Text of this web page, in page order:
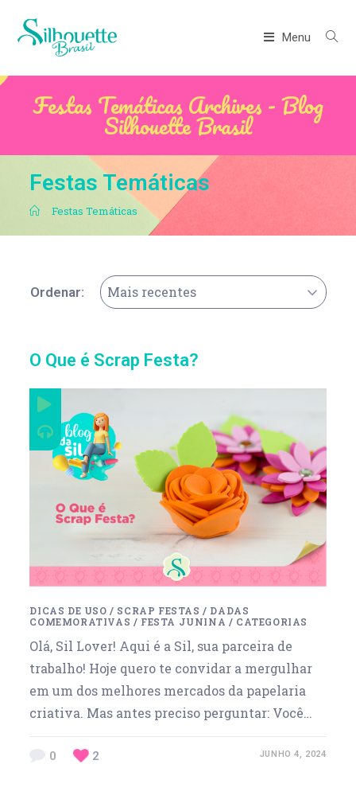
Menu
Festas Temáticas Archives - Blog
Silhouette Brasil
Festas Temáticas
. Festas Temáticas
Ordenar: Mais recentes
O Que é Scrap Festa?
DICAS DE USO / SCRAP FESTAS / DADAS
COMEMORATIVAS / FESTA JUNINA / CATEGORIAS
Olá, Sil Lover! Aqui é a Sil, sua parceira de
trabalho! Hoje quero te convidar a mergulhar
em um dos melhores mercados da papelaria
criativa. Mas antes preciso perguntar: Você…
0 2 JUNHO 4, 2024